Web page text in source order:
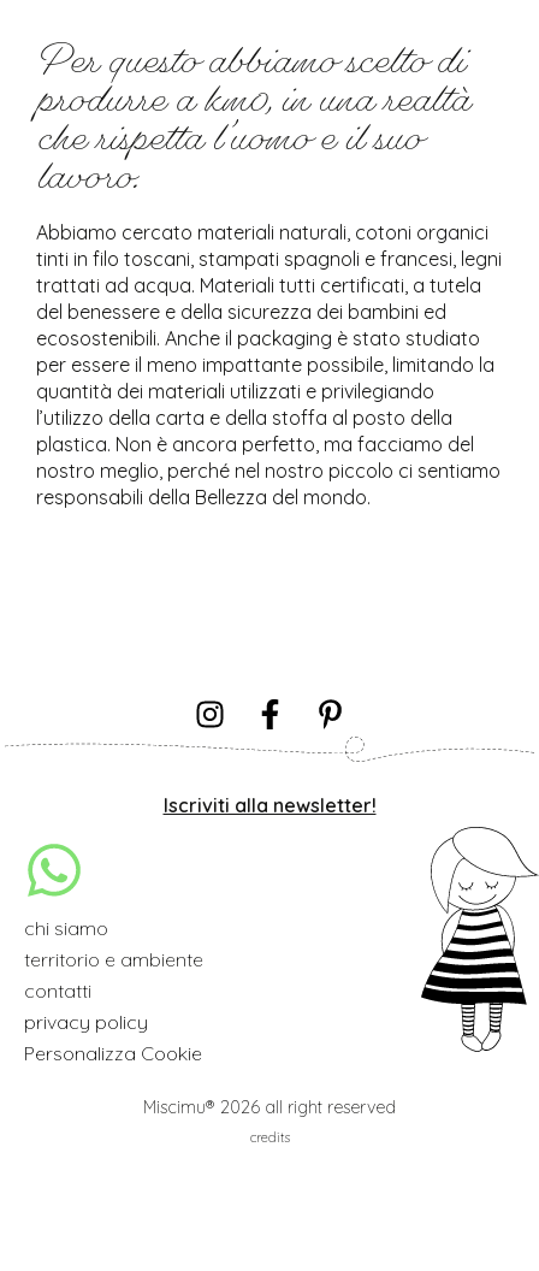
Per questo abbiamo scelto di
produrre a km0, in una realtà
che rispetta l’uomo e il suo
lavoro.
Abbiamo cercato materiali naturali, cotoni organici
tinti in filo toscani, stampati spagnoli e francesi, legni
trattati ad acqua. Materiali tutti certificati, a tutela
del benessere e della sicurezza dei bambini ed
ecosostenibili. Anche il packaging è stato studiato
per essere il meno impattante possibile, limitando la
quantità dei materiali utilizzati e privilegiando
l’utilizzo della carta e della stoffa al posto della
plastica. Non è ancora perfetto, ma facciamo del
nostro meglio, perché nel nostro piccolo ci sentiamo
responsabili della Bellezza del mondo.
Iscriviti alla newsletter!
chi siamo
territorio e ambiente
contatti
privacy policy
Personalizza Cookie
Miscimu® 2026 all right reserved
credits